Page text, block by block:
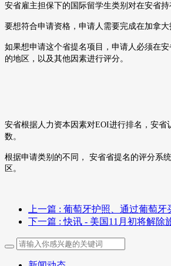
安省雇主担保下的国际留学生类别对在安省
要想符合申请资格，申请人需要完成在加拿
如果想申请这个省提名项目，申请人必须在
的地区，以及其他因素进行评分。
安省根据人力资本因素对EOI进行排名，安省
数。
根据申请类别的不同， 安省省提名的评分系
区。
上一篇 : 葡萄牙护照、通过葡萄
下一篇 : 快讯 - 美国11月初将解